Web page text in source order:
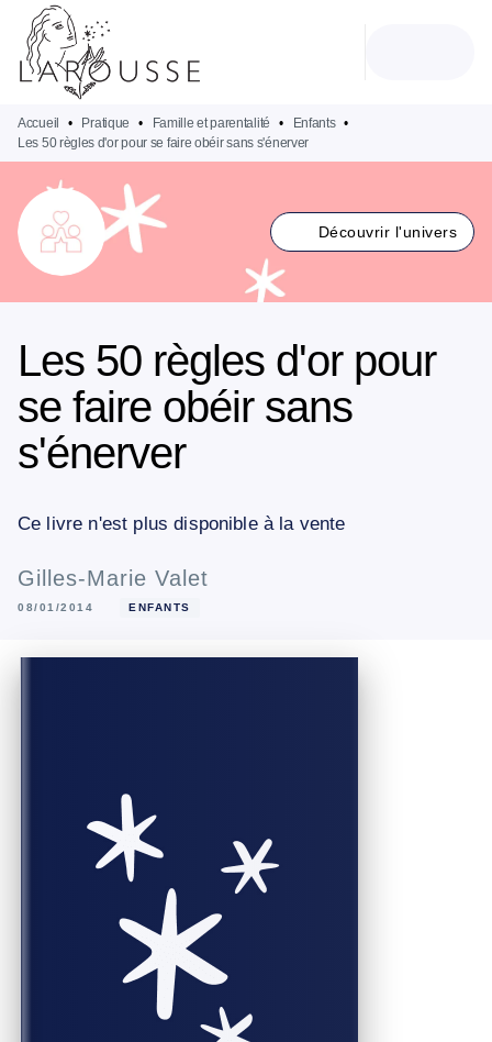
MENU
PIED DE PAGE
Accueil • Pratique • Famille et parentalité • Enfants •
Les 50 règles d'or pour se faire obéir sans s'énerver
Découvrir l'univers
Les 50 règles d'or pour
se faire obéir sans
s'énerver
Ce livre n'est plus disponible à la vente
Gilles-Marie Valet
08/01/2014 ENFANTS